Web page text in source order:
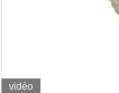
vidéo